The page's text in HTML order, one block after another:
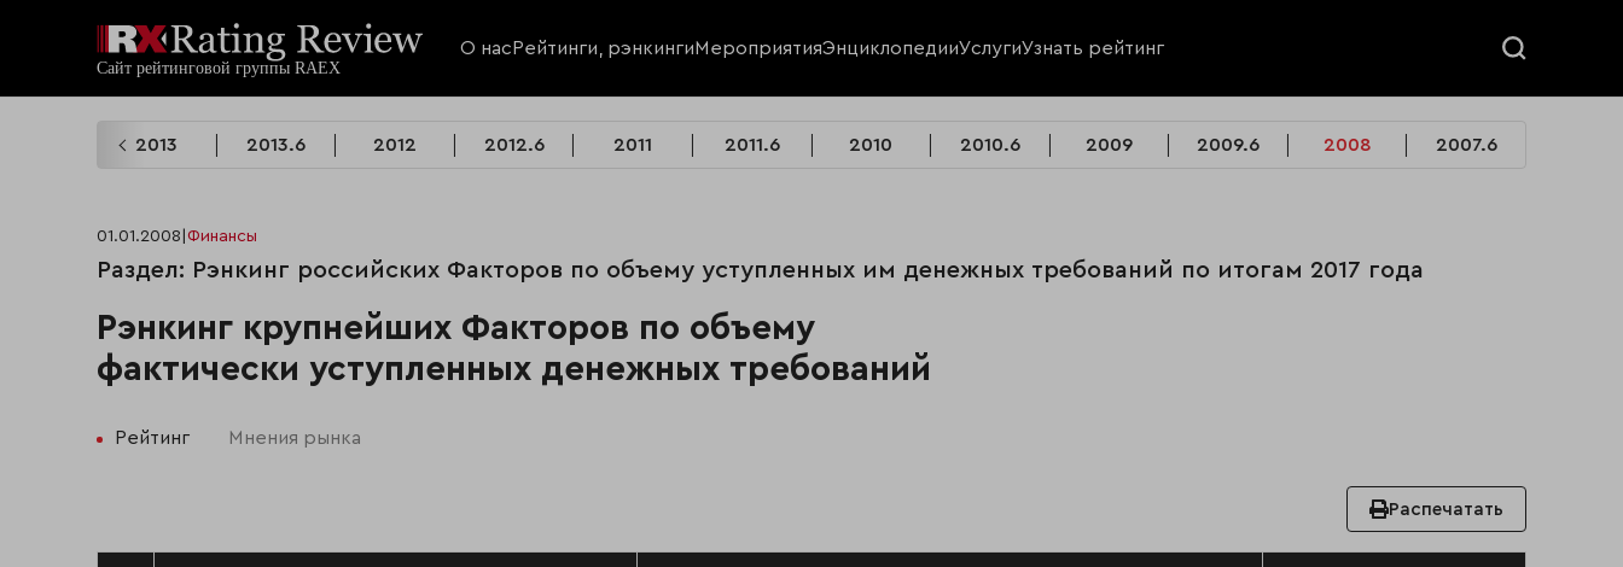
О нас Рейтинги, рэнкингиМероприятияЭнциклопедииУслугиУзнать рейтинг
2013 2013.6 2012 2012.6 2011 2011.6 2010 2010.6 2009 2009.6 2008 2007.6
01.01.2008 Финансы
Раздел: Рэнкинг российских Факторов по объему уступленных им денежных требований по итогам 2017 года
Рэнкинг крупнейших Факторов по объему
фактически уступленных денежных требований
Рейтинг Мнения рынка
Распечатать